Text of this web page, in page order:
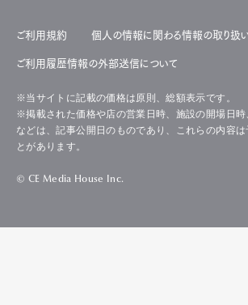
ご利用規約 個人の情報に関わる情報の取り扱
ご利用履歴情報の外部送信について
※当サイトに記載の価格は原則、総額表示です。
※掲載された価格や店の営業日時、施設の開場日
などは、記事公開日のものであり、これらの内容
とがあります。
© CE Media House Inc.